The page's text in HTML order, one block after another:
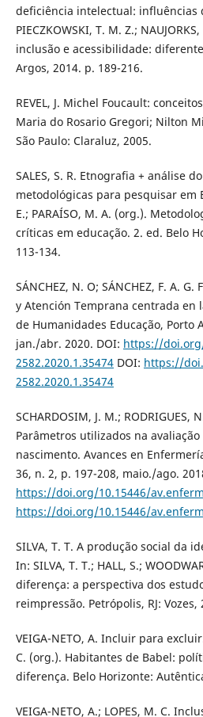
deficiência intelectual: influências
PIECZKOWSKI, T. M. Z.;
inclusão e acessibilidade:
Argos, 2014. p. 189-216.
REVEL, J. Michel Foucault:
Maria do Rosario Gregori; Nilton
São Paulo: Claraluz, 2005.
SALES, S. R. Etnografia + análise
metodológicas para pesquisar em
E.; PARAÍSO, M. A. (org.).
críticas em educação. 2. ed. Belo
113-134.
SÁNCHEZ, N. O; SÁNCHEZ, F. A.
y Atención Temprana centrada en
de Humanidades Educação, Porto
jan./abr. 2020. DOI: https://
2582.2020.1.35474DOI: https://
2582.2020.1.35474
SCHARDOSIM, J. M.; RODRIGUES,
Parâmetros utilizados na
nascimento. Avances en
36, n. 2, p. 197-208, maio./ago.
https://doi.org/10.15446/
https://doi.org/10.15446/
SILVA, T. T. A produção social da
In: SILVA, T. T.; HALL, S.;
diferença: a perspectiva dos
reimpressão. Petrópolis, RJ: Vozes,
VEIGA-NETO, A. Incluir para
C. (org.). Habitantes de Babel:
diferença. Belo Horizonte:
VEIGA-NETO, A.; LOPES, M. C.